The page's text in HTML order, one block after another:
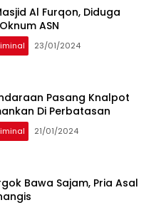
Al Furqon, Diduga
ASN
23/01/2024
Pasang Knalpot
Di Perbatasan
21/01/2024
Bawa Sajam, Pria Asal